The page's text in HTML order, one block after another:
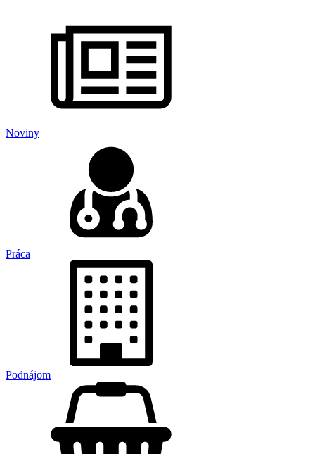
Noviny
Práca
Podnájom